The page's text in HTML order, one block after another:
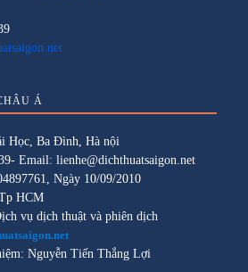
Á
Học, Ba Đình, Hà nội
Email: lienhe@dichthuatsaigon.net
Ngày 10/09/2010
HCM
vụ dịch thuật và phiên dịch
Nguyễn Tiến Thắng Lợi